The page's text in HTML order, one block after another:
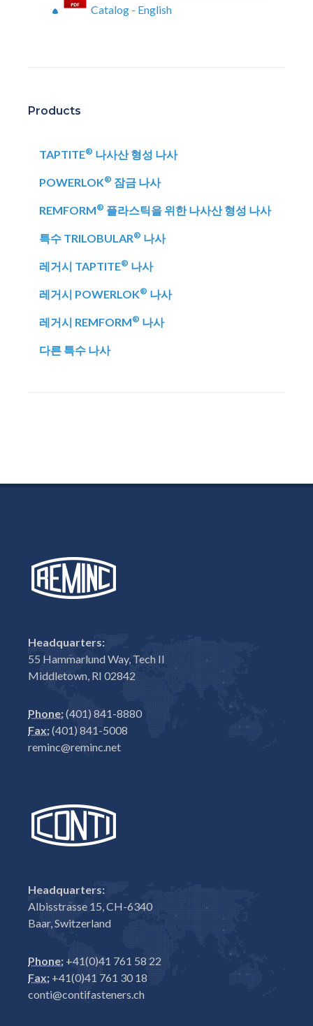
Catalog - English
Products
TAPTITE® 나사산 형성 나사
POWERLOK® 잠금 나사
REMFORM® 플라스틱을 위한 나사산 형성 나사
특수 TRILOBULAR® 나사
레거시 TAPTITE® 나사
레거시 POWERLOK® 나사
레거시 REMFORM® 나사
다른 특수 나사
Headquarters:
55 Hammarlund Way, Tech II
Middletown, RI 02842
Phone:(401) 841-8880
Fax:(401) 841-5008
reminc@reminc.net
Headquarters:
Albisstrasse 15, CH-6340
Baar, Switzerland
Phone: +41(0)41 761 58 22
Fax: +41(0)41 761 30 18
conti@contifasteners.ch